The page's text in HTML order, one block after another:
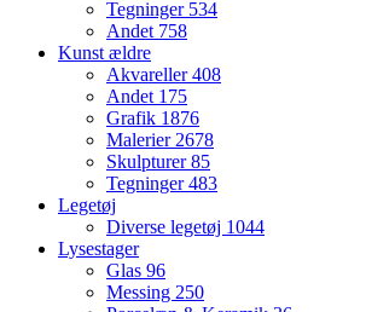
Tegninger 534
Andet 758
Kunst ældre
Akvareller408
Andet 175
Grafik 1876
Malerier 2678
Skulpturer85
Tegninger483
Legetøj
Diverse legetøj 1044
Lysestager
Glas 96
Messing 250